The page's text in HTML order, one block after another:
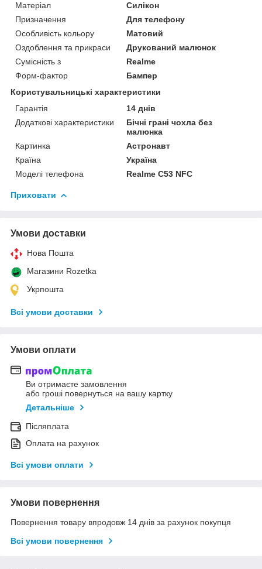
Матеріал
Силікон
Призначення
Для телефону
Особливість кольору
Матовий
Оздоблення та прикраси
Друкований малюнок
Сумісність з
Realme
Форм-фактор
Бампер
Користувальницькі характеристики
Гарантія
14 днів
Додаткові характеристики
Бічні грані чохла без
малюнка
Картинка
Астронавт
Країна
Україна
Моделі телефона
Realme C53 NFC
Приховати
Умови доставки
Нова Пошта
Магазини Rozetka
Укрпошта
Всі умови доставки
Умови оплати
Ви отримаєте замовлення
або гроші повернуться на вашу картку
Детальніше
Післяплата
Оплата на рахунок
Всі умови оплати
Умови повернення
Повернення товару впродовж 14 днів за рахунок покупця
Всі умови повернення